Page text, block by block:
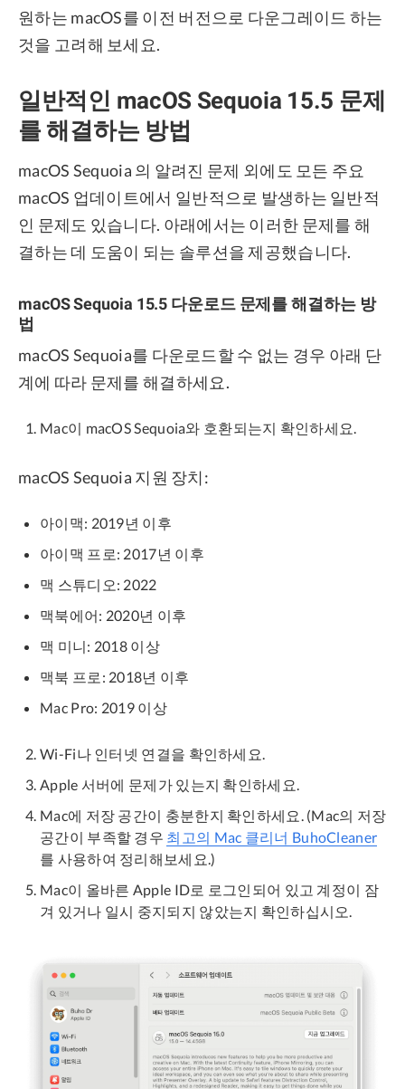
원하는 macOS를 이전 버전으로 다운그레이드 하는
것을 고려해 보세요.
일반적인 macOS Sequoia 15.5 문제
를 해결하는 방법
macOS Sequoia 의 알려진 문제 외에도 모든 주요
macOS 업데이트에서 일반적으로 발생하는 일반적
인 문제도 있습니다. 아래에서는 이러한 문제를 해
결하는 데 도움이 되는 솔루션을 제공했습니다.
macOS Sequoia 15.5 다운로드 문제를 해결하는 방
법
macOS Sequoia를 다운로드할 수 없는 경우 아래 단
계에 따라 문제를 해결하세요.
Mac이 macOS Sequoia와 호환되는지 확인하세요.
macOS Sequoia 지원 장치:
아이맥: 2019년 이후
아이맥 프로: 2017년 이후
맥 스튜디오: 2022
맥북에어: 2020년 이후
맥 미니: 2018 이상
맥북 프로: 2018년 이후
Mac Pro: 2019 이상
Wi-Fi나 인터넷 연결을 확인하세요.
Apple 서버에 문제가 있는지 확인하세요.
Mac에 저장 공간이 충분한지 확인하세요. (Mac의 저장
공간이 부족할 경우 최고의 Mac 클리너 BuhoCleaner
를 사용하여 정리해보세요.)
Mac이 올바른 Apple ID로 로그인되어 있고 계정이 잠
겨 있거나 일시 중지되지 않았는지 확인하십시오.